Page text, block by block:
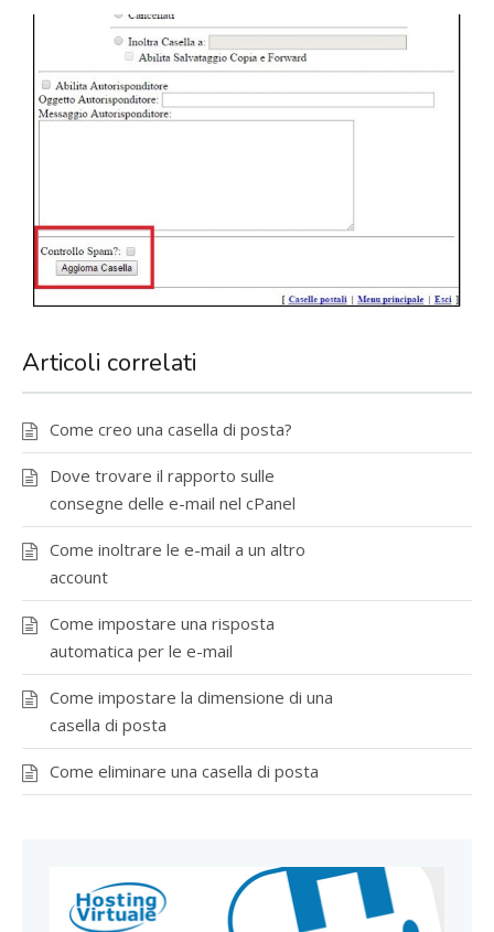
Articoli correlati
Come creo una casella di posta?
Dove trovare il rapporto sulle
consegne delle e-mail nel cPanel
Come inoltrare le e-mail a un altro
account
Come impostare una risposta
automatica per le e-mail
Come impostare la dimensione di una
casella di posta
Come eliminare una casella di posta